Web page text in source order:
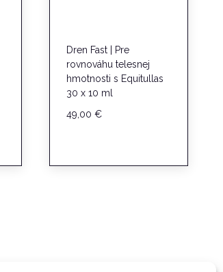
Dren Fast | Pre
rovnováhu telesnej
hmotnosti s Equitullas
30 x 10 ml
49,00€